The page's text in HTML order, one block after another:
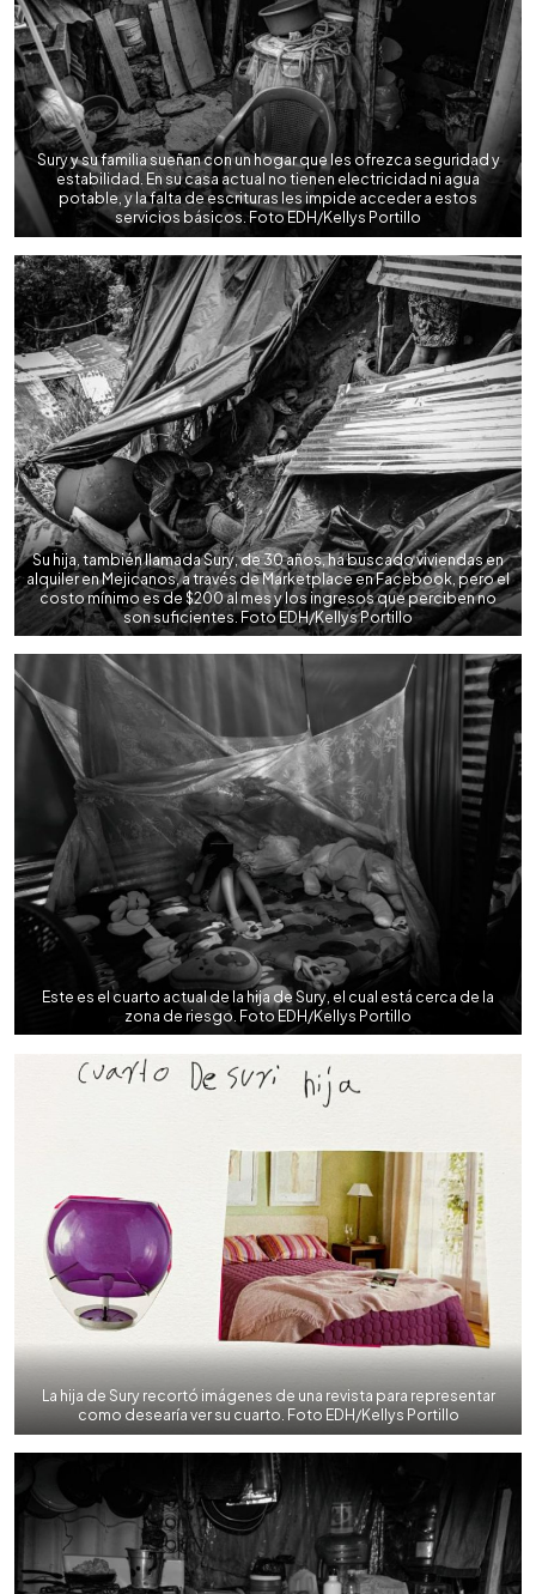
Sury y su familia sueñan con un hogar que les ofrezca seguridad y
estabilidad. En su casa actual no tienen electricidad ni agua
potable, y la falta de escrituras les impide acceder a estos
servicios básicos. Foto EDH/Kellys Portillo
Su hija, también llamada Sury, de 30 años, ha buscado viviendas en
alquiler en Mejicanos, a través de Marketplace en Facebook, pero el
costo mínimo es de $200 al mes y los ingresos que perciben no
son suficientes. Foto EDH/Kellys Portillo
Este es el cuarto actual de la hija de Sury, el cual está cerca de la
zona de riesgo. Foto EDH/Kellys Portillo
La hija de Sury recortó imágenes de una revista para representar
como desearía ver su cuarto. Foto EDH/Kellys Portillo